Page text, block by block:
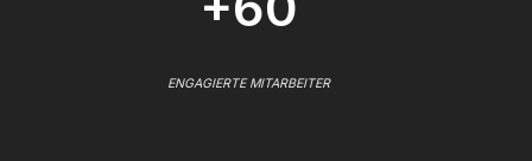
ENGAGIERTE MITARBEITER